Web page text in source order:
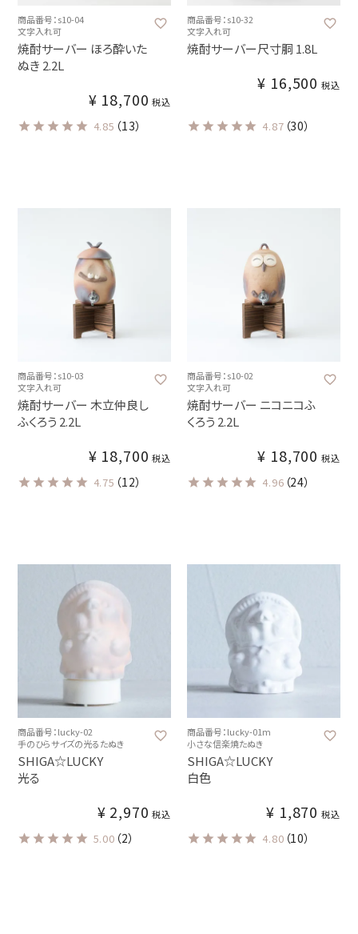
商品番号：s10-04
文字入れ可
焼酎サーバー ほろ酔いた
ぬき 2.2L
¥ 18,700 税込
4.85 （13）
商品番号：s10-32
文字入れ可
焼酎サーバー尺寸胴 1.8L
¥ 16,500 税込
4.87 （30）
商品番号：s10-03
文字入れ可
焼酎サーバー 木立仲良し
ふくろう 2.2L
¥ 18,700 税込
4.75 （12）
商品番号：s10-02
文字入れ可
焼酎サーバー ニコニコふ
くろう 2.2L
¥ 18,700 税込
4.96 （24）
商品番号：lucky-02
手のひらサイズの光るたぬき
SHIGA☆LUCKY
光る
¥ 2,970 税込
5.00 （2）
商品番号：lucky-01m
小さな信楽焼たぬき
SHIGA☆LUCKY
白色
¥ 1,870 税込
4.80 （10）